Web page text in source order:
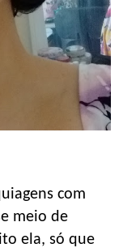
com
meio de
ela, só que